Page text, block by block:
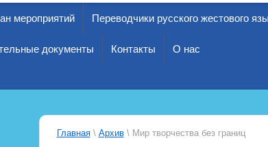
мероприятий Переводчики русского жестового
документы Контакты О нас
Главная\ Архив\ Мир творчества без границ